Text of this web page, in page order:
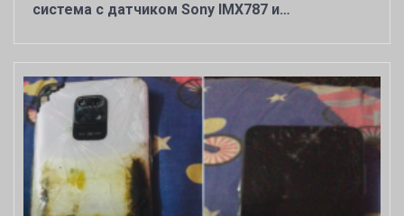
система с датчиком Sony IMX787 и